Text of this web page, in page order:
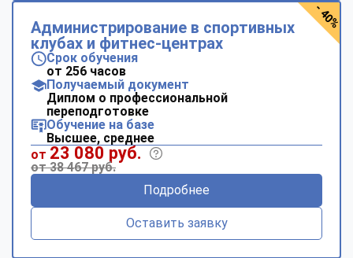
Администрирование в спортивных
клубах и фитнес-центрах
Срок обучения
от 256 часов
Получаемый документ
Диплом о профессиональной
переподготовке
Обучение на базе
Высшее, среднее
от 23 080 руб.
от 38 467 руб.
Подробнее
Оставить заявку
- 40%